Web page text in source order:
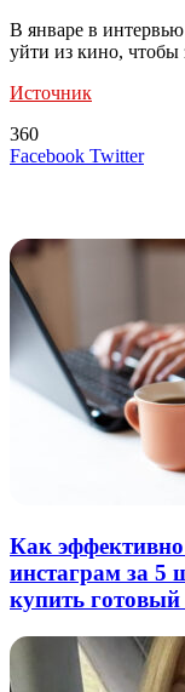
В январе в
уйти из кино, чтобы
Источник
360
Facebook TwitterReddit
Skype
Viber
Line
Как эффективно
инстаграм за 5
купить готовый